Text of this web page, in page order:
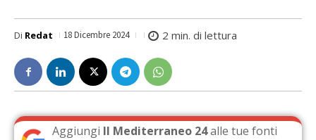
Di Redat 18 Dicembre 2024 2 min. di lettura
Aggiungi Il Mediterraneo 24alle tue fonti